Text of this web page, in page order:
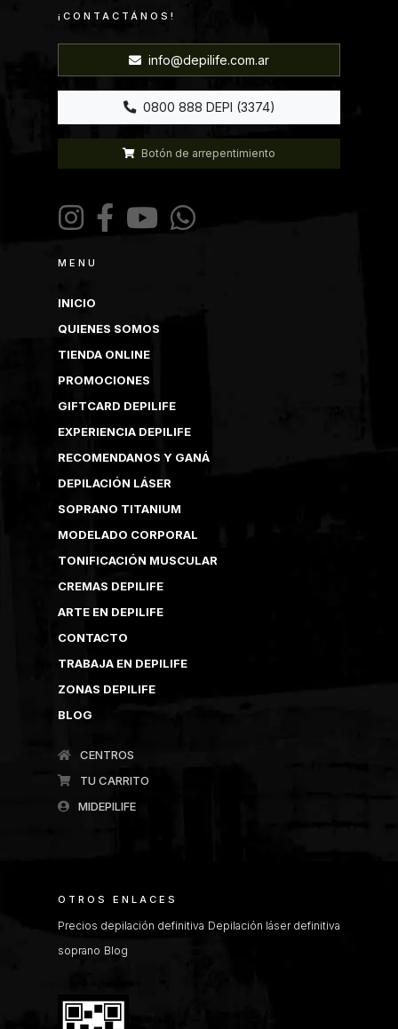
¡CONTACTÁNOS!
info@depilife.com.ar
0800 888 DEPI (3374)
Botón de arrepentimiento
MENU
INICIO
QUIENES SOMOS
TIENDA ONLINE
PROMOCIONES
GIFTCARD DEPILIFE
EXPERIENCIA DEPILIFE
RECOMENDANOS Y GANÁ
DEPILACIÓN LÁSER
SOPRANO TITANIUM
MODELADO CORPORAL
TONIFICACIÓN MUSCULAR
CREMAS DEPILIFE
ARTE EN DEPILIFE
CONTACTO
TRABAJA EN DEPILIFE
ZONAS DEPILIFE
BLOG
CENTROS
TU CARRITO
MIDEPILIFE
OTROS ENLACES
Precios depilación definitiva Depilación láser definitiva
soprano Blog